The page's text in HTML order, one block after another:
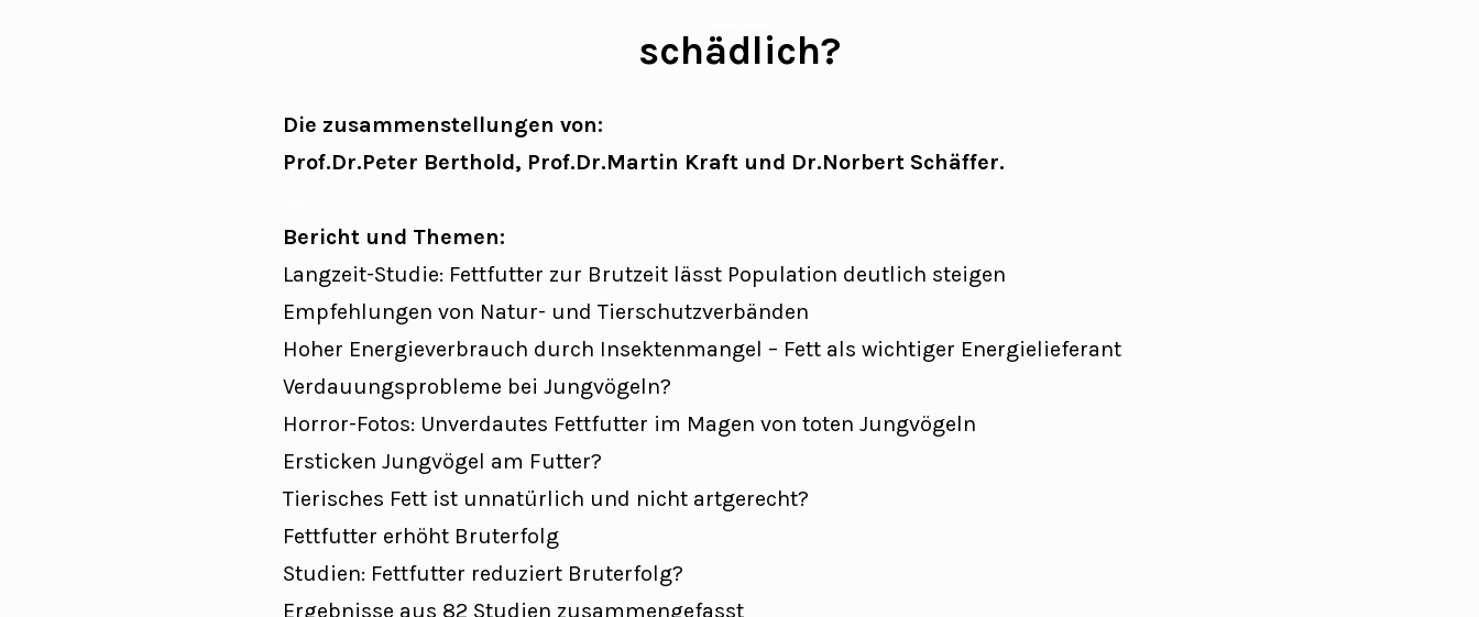
schädlich?
Die zusammenstellungen von:
Prof.Dr.Peter Berthold, Prof.Dr.Martin Kraft und Dr.Norbert Schäffer.
Bericht und Themen:
Langzeit-Studie: Fettfutter zur Brutzeit lässt Population deutlich steigen
Empfehlungen von Natur- und Tierschutzverbänden
Hoher Energieverbrauch durch Insektenmangel – Fett als wichtiger Energielieferant
Verdauungsprobleme bei Jungvögeln?
Horror-Fotos: Unverdautes Fettfutter im Magen von toten Jungvögeln
Ersticken Jungvögel am Futter?
Tierisches Fett ist unnatürlich und nicht artgerecht?
Fettfutter erhöht Bruterfolg
Studien: Fettfutter reduziert Bruterfolg?
Ergebnisse aus 82 Studien zusammengefasst